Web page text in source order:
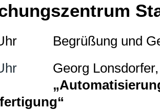
Begrüßung und Get
Uhr
Georg